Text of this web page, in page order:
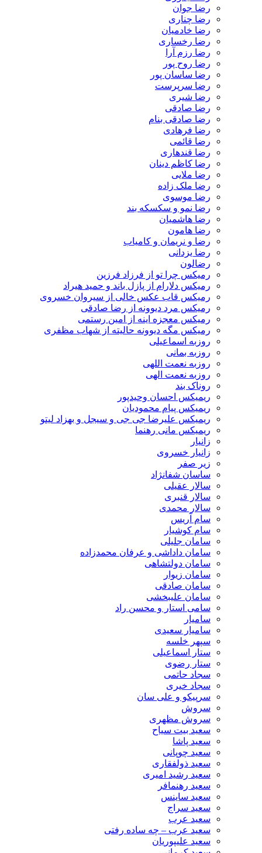
رضا جوان
رضا چناری
رضا خادمیان
رضا رخساری
رضا رزم آرا
رضا روح پور
رضا ساسان پور
رضا سرپرست
رضا شیری
رضا صادقی
رضا صادقی بنام
رضا فرهادی
رضا قائمی
رضا قندهاری
رضا کاظم دینان
رضا ملایی
رضا ملک زاده
رضا موسوی
رضا نمو و سکسکه بند
رضا هاشمیان
رضا هامون
رضا و نریمان و کامیاب
رضا یزدانی
رضالون
رمیکس چرا تو از فرزاد فرزین
رمیکس دلارام از پازل باند و حمید هیراد
رمیکس قاب عکس خالی از سیروان خسروی
رمیکس مرد دیوونه از رضا صادقی
رمیکس معجزه اینه از امین رستمی
رمیکس مگه دیوونه حالیته از شهاب مظفری
روزبه اسماعیلی
روزبه بمانی
روزبه نعمت اللهی
روزبه نعمت الهی
روناک بند
ریمیکس احسان وحیدپور
ریمیکس پیام محمودیان
ریمیکس علیرضا جی جی و سیجل و بهزاد لیتو
ریمیکس مانی رهنما
زانیار
زانیار خسروی
زیر صفر
ساسان شفانژاد
سالار عقیلی
سالار قنبری
سالار محمدی
سام آریس
سام کوشیار
سامان جلیلی
سامان داداشی و عرفان محمدزاده
سامان دولتشاهی
سامان زیوار
سامان صادقی
سامان علیبخشی
سامی استار و محسن راد
سامیار
سامیار سعیدی
سپهر خلسه
ستار اسماعیلی
ستار رضوی
سجاد حاتمی
سجاد خیری
سرپیکو و علی سان
سروش
سروش مظهری
سعید بیت سیاح
سعید پاشا
سعید چوپانی
سعید ذولفقاری
سعید رشید امیری
سعید رهنمافر
سعید ساینس
سعید سراج
سعید عرب
سعید عرب – چه ساده رفتی
سعید علیپوریان